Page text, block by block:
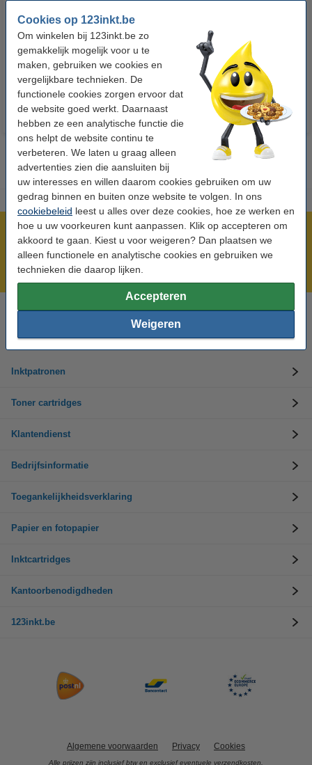
Cookies op 123inkt.be
Om winkelen bij 123inkt.be zo
gemakkelijk mogelijk voor u te
maken, gebruiken we cookies en
vergelijkbare technieken. De
functionele cookies zorgen ervoor dat
de website goed werkt. Daarnaast
hebben ze een analytische functie die
ons helpt de website continu te
verbeteren. We laten u graag alleen
advertenties zien die aansluiten bij
uw interesses en willen daarom cookies gebruiken om uw
gedrag binnen en buiten onze website te volgen. In ons
cookiebeleid leest u alles over deze cookies, hoe ze werken en
hoe u uw voorkeuren kunt aanpassen. Klik op accepteren om
akkoord te gaan. Kiest u voor weigeren? Dan plaatsen we
alleen functionele en analytische cookies en gebruiken we
technieken die daarop lijken.
Accepteren
Weigeren
Aanbieding: 10x 123inkt
cursusblok A4 gelijnd 70 g/m²
100 vellen
€ 26,55 Incl. 21% btw
oplaadkabel wit (2 meter)
€ 13,95 Incl. 21% btw
Meer dan 5 miljoen klanten!
Voor 22.00 uur besteld, morgen in huis!
Laagsteprijsgarantie!
Hulp nodig? Bel ons op +32 (0)9 39 64 123
Op werkdagen van 8.30 tot 17 uur
Inktpatronen
Toner cartridges
Klantendienst
Bedrijfsinformatie
Toegankelijkheidsverklaring
Papier en fotopapier
Inktcartridges
Kantoorbenodigdheden
123inkt.be
Algemene voorwaarden Privacy Cookies
Alle prijzen zijn inclusief btw en exclusief eventuele verzendkosten.